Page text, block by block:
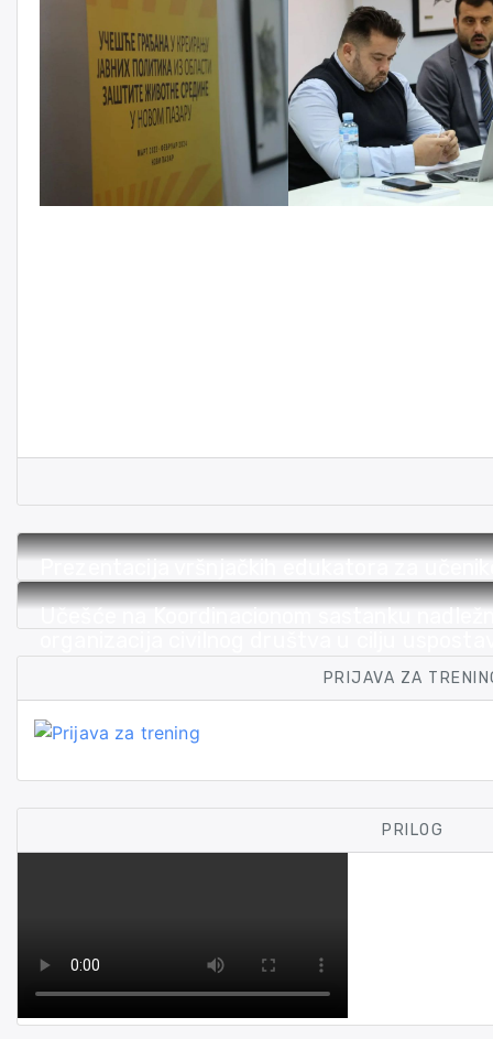
Prezentacija vršnjačkih edukatora za
škole u Novom Pazaru
Učešće na Koordinacionom sastanku
suzbijanje zločina iz mržnje u Republici Srbiji
PRIJAVA ZA
PRILOG